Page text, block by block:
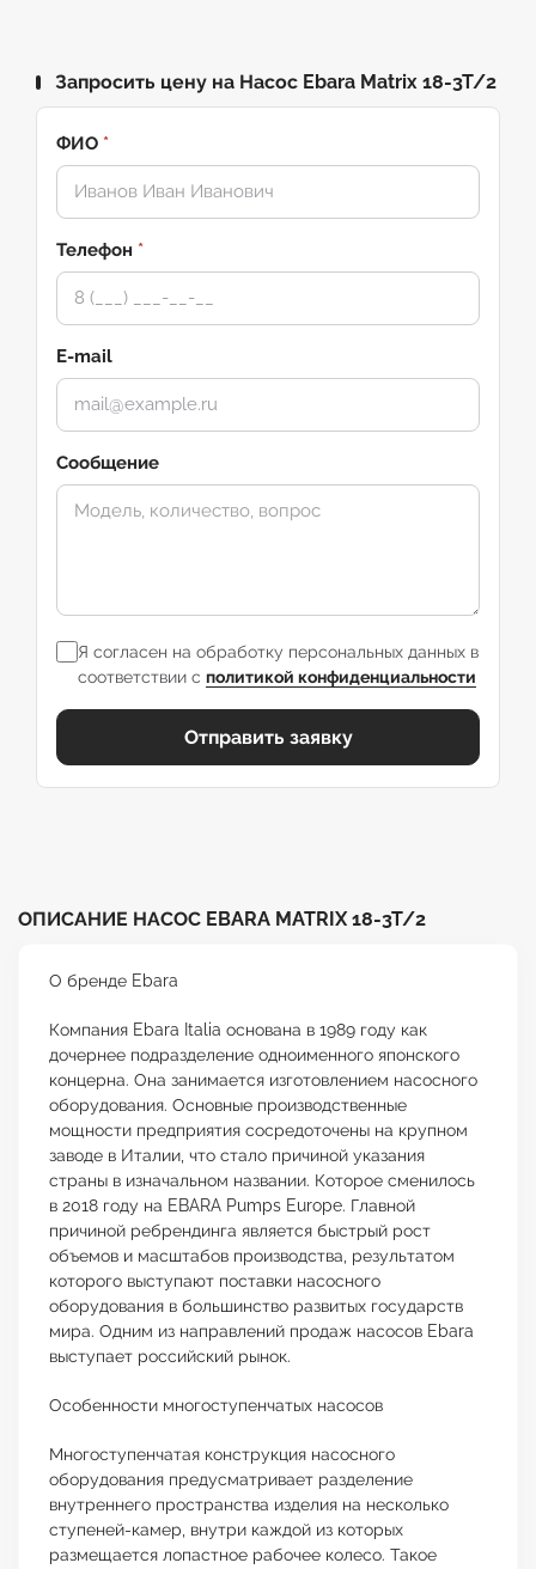
Запросить цену на Насос Ebara Matrix 18-3T/2
ФИО *
Телефон *
E-mail
Сообщение
Я согласен на обработку персональных данных в
соответствии с политикой конфиденциальности
Отправить заявку
ОПИСАНИЕ НАСОС EBARA MATRIX 18-3T/2
О бренде Ebara
Компания Ebara Italia основана в 1989 году как
дочернее подразделение одноименного японского
концерна. Она занимается изготовлением насосного
оборудования. Основные производственные
мощности предприятия сосредоточены на крупном
заводе в Италии, что стало причиной указания
страны в изначальном названии. Которое сменилось
в 2018 году на EBARA Pumps Europe. Главной
причиной ребрендинга является быстрый рост
объемов и масштабов производства, результатом
которого выступают поставки насосного
оборудования в большинство развитых государств
мира. Одним из направлений продаж насосов Ebara
выступает российский рынок.
Особенности многоступенчатых насосов
Многоступенчатая конструкция насосного
оборудования предусматривает разделение
внутреннего пространства изделия на несколько
ступеней-камер, внутри каждой из которых
размещается лопастное рабочее колесо. Такое